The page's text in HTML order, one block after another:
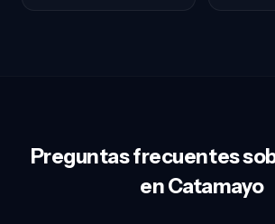
Preguntas frecuentes
en Catamayo